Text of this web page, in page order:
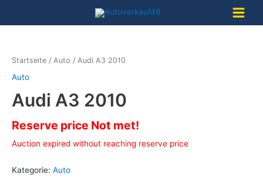
Main
Startseite / Auto / Audi A3 2010
Auto
Audi A3 2010
Reserve price Not met!
Auction expired without reaching reserve price
Kategorie: Auto